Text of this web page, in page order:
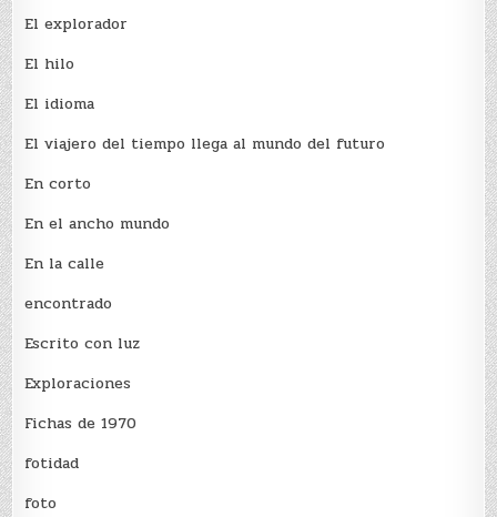
El explorador
El hilo
El idioma
El viajero del tiempo llega al mundo del futuro
En corto
En el ancho mundo
En la calle
encontrado
Escrito con luz
Exploraciones
Fichas de 1970
fotidad
foto